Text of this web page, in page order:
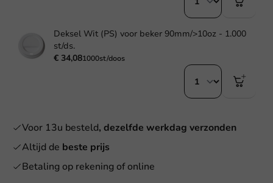
Deksel Wit (PS) voor beker 90mm/>10oz - 1.000
st/ds.
€ 34,081000st/doos
Voor 13u besteld, dezelfde werkdag verzonden
Altijd de beste prijs
Betaling op rekening of online